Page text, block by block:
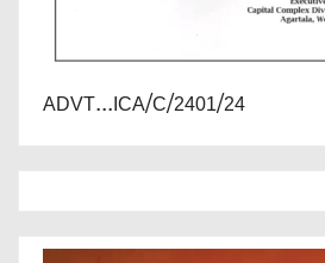
ADVT...ICA/C/2401/24